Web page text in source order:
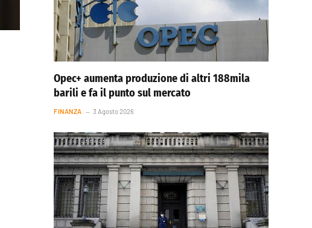
Opec+ aumenta produzione di altri 188mila
barili e fa il punto sul mercato
FINANZA 3 Agosto 2026